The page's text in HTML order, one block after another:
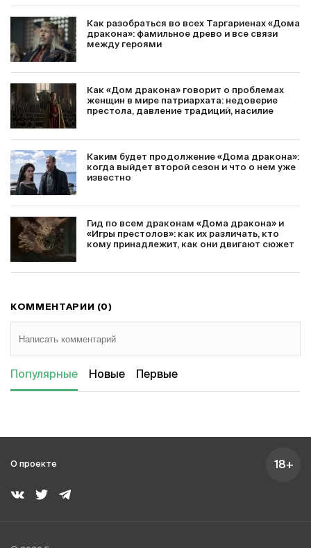
Как разобраться во всех Таргариенах «Дома
дракона»: фамильное древо и все связи
между героями
Как «Дом дракона» говорит о проблемах
женщин в мире патриархата: недоверие
престола, давление традиций, насилие
Каким будет продолжение «Дома дракона»:
когда выйдет второй сезон и что о нем уже
известно
Гид по всем драконам «Дома дракона» и
«Игры престолов»: как их различать, кто
кому принадлежит, как они двигают сюжет
КОММЕНТАРИИ (0)
Популярные Новые Первые
О проекте 18+